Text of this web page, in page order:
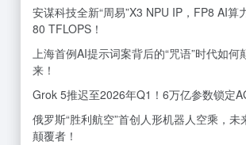
安谋科技全新“周易”X3 NPU IP，FP8 AI算
80 TFLOPS！
上海首例AI提示词案背后的“咒语”时代如何
来！
Grok 5推迟至2026年Q1！6万亿参数锁定
俄罗斯“胜利航空”首创人形机器人空乘，未
颠覆者！